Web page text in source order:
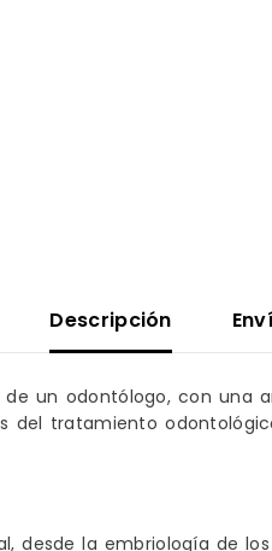
Descripción
de un odontólogo, con
del tratamiento
desde la embriología de